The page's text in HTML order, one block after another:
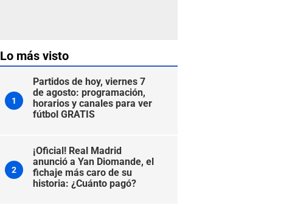
Lo más visto
1
Partidos de hoy, viernes 7
de agosto: programación,
horarios y canales para ver
fútbol GRATIS
2
¡Oficial! Real Madrid
anunció a Yan Diomande, el
fichaje más caro de su
historia: ¿Cuánto pagó?